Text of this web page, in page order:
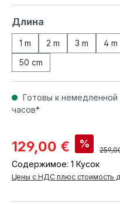
Выберите
Длина
1 m 2 m 3 m 4 m
50 cm
Готовы к немедленной
часов*
129,00 € %
Содержимое: 1 Кусок
Цены с НДС плюс стоимость